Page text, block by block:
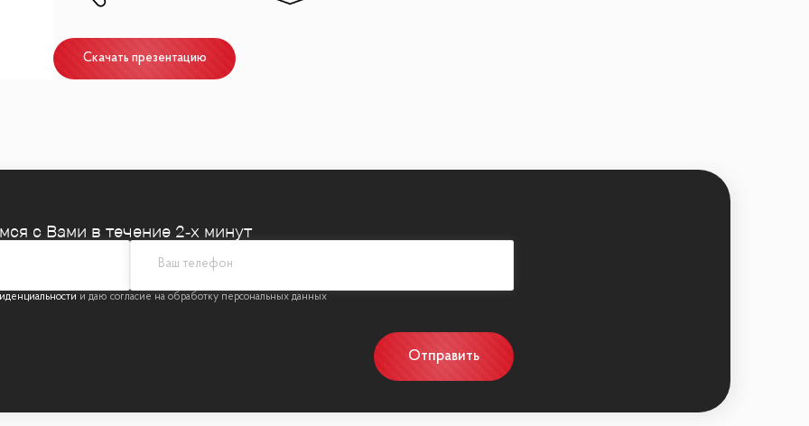
деко
металлы
Скачать презентацию
с Вами в течение 2‑х минут
Отправить